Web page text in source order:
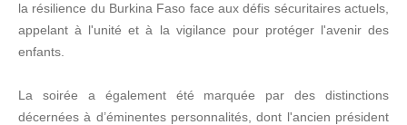
la résilience du Burkina Faso face aux défis sécuritaires actuels,
appelant à l'unité et à la vigilance pour protéger l'avenir des
enfants.
La soirée a également été marquée par des distinctions
décernées à d’éminentes personnalités, dont l'ancien président